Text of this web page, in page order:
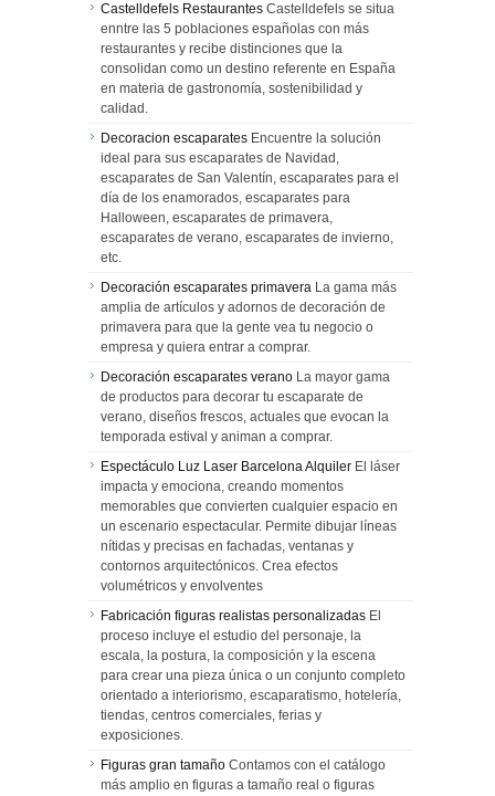
Castelldefels Restaurantes Castelldefels se situa
enntre las 5 poblaciones españolas con más
restaurantes y recibe distinciones que la
consolidan como un destino referente en España
en materia de gastronomía, sostenibilidad y
calidad.
Decoracion escaparates Encuentre la solución
ideal para sus escaparates de Navidad,
escaparates de San Valentín, escaparates para el
día de los enamorados, escaparates para
Halloween, escaparates de primavera,
escaparates de verano, escaparates de invierno,
etc.
Decoración escaparates primavera La gama más
amplia de artículos y adornos de decoración de
primavera para que la gente vea tu negocio o
empresa y quiera entrar a comprar.
Decoración escaparates verano La mayor gama
de productos para decorar tu escaparate de
verano, diseños frescos, actuales que evocan la
temporada estival y animan a comprar.
Espectáculo Luz Laser Barcelona Alquiler El láser
impacta y emociona, creando momentos
memorables que convierten cualquier espacio en
un escenario espectacular. Permite dibujar líneas
nítidas y precisas en fachadas, ventanas y
contornos arquitectónicos. Crea efectos
volumétricos y envolventes
Fabricación figuras realistas personalizadas El
proceso incluye el estudio del personaje, la
escala, la postura, la composición y la escena
para crear una pieza única o un conjunto completo
orientado a interiorismo, escaparatismo, hotelería,
tiendas, centros comerciales, ferias y
exposiciones.
Figuras gran tamaño Contamos con el catálogo
más amplio en figuras a tamaño real o figuras